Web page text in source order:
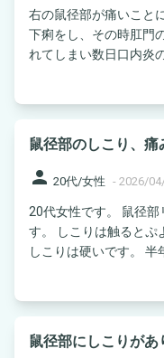
右の鼠径部が痛いことに気が付き
下痢をし、その時肛門
れてしまい数日口内炎の
鼠径部のしこり、痛
person 20代/女性 - 2026/
20代女性です。 鼠径
す。 しこりは触るとぷ
しこりは硬いです。 半年
鼠径部にしこりがあ